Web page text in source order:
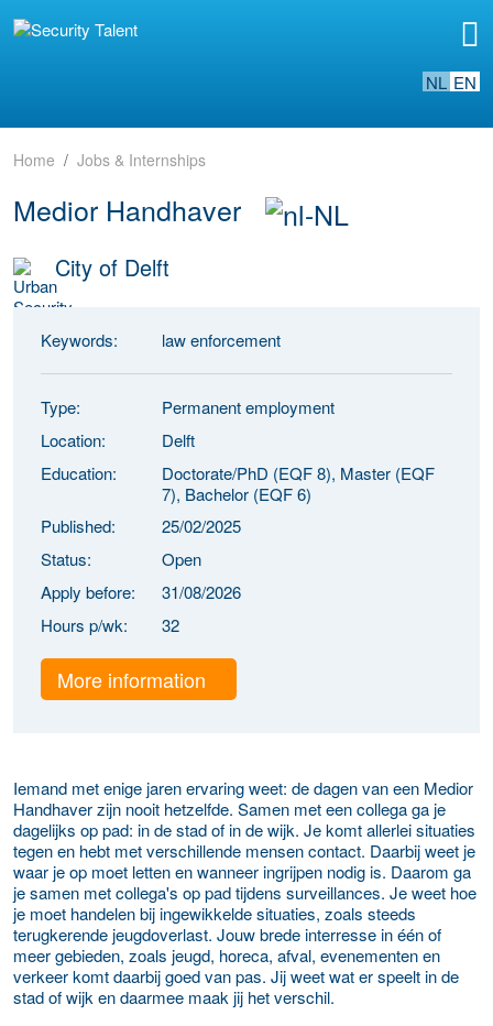
NL EN
Home Jobs & Internships
Medior Handhaver
City of Delft
Keywords: law enforcement
Type:
Permanent employment
Location:
Delft
Education:
Doctorate/PhD (EQF 8), Master (EQF
7), Bachelor (EQF 6)
Published:
25/02/2025
Status:
Open
Apply before:
31/08/2026
Hours p/wk:
32
More information
Iemand met enige jaren ervaring weet: de dagen van een Medior
Handhaverzijn nooit hetzelfde. Samen met een collega ga je
dagelijks op pad: in de stad of in de wijk. Je komt allerlei situaties
tegen en hebt met verschillende mensen contact. Daarbij weet je
waar je op moet letten en wanneer ingrijpen nodig is. Daarom ga
je samen met collega's op pad tijdens surveillances. Je weet hoe
je moet handelen bij ingewikkelde situaties, zoals steeds
terugkerende jeugdoverlast. Jouw brede interresse in één of
meer gebieden, zoals jeugd, horeca, afval, evenementen en
verkeer komt daarbij goed van pas. Jij weet wat er speelt in de
stad of wijk en daarmee maak jij het verschil.